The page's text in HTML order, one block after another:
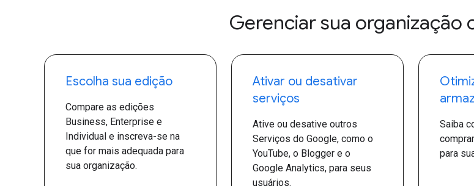
Gerenciar sua organização
Escolha sua edição
Compare as edições
Business, Enterprise e
Individual e inscreva-se na
que for mais adequada para
sua organização.
Ativar ou desativar
serviços
Ative ou desative outros
Serviços do Google, como o
YouTube, o Blogger e o
Google Analytics, para seus
usuários.
Saiba
para